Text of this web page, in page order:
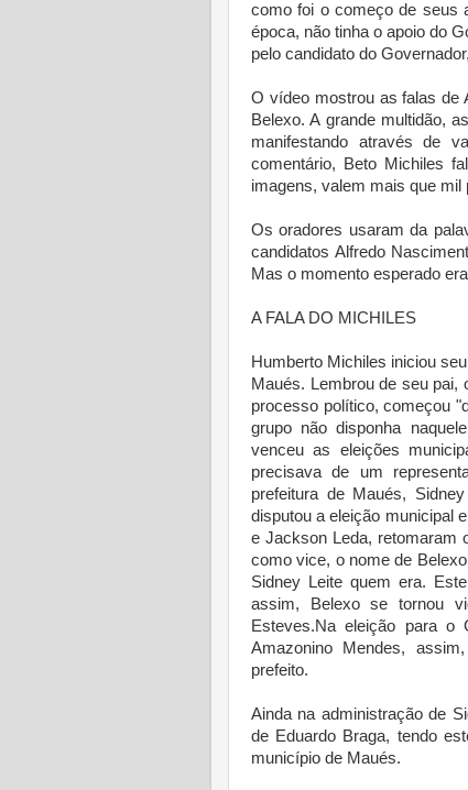
como foi o começo de seus
época, não tinha o apoio do
pelo candidato do
O vídeo mostrou as falas de
Belexo. A grande multidão,
manifestando através de
comentário, Beto Michiles
imagens, valem mais que mil
Os oradores usaram da
candidatos Alfredo
Mas o momento esperado
A FALA DO MICHILES
Humberto Michiles iniciou
Maués. Lembrou de seu
processo político, começou
grupo não disponha
venceu as eleições
precisava de um
prefeitura de Maués,
disputou a eleição municipal
e Jackson Leda, retomaram
como vice, o nome de
Sidney Leite quem era.
assim, Belexo se tornou
Esteves.Na eleição para o
Amazonino Mendes,
prefeito.
Ainda na administração de
de Eduardo Braga, tendo
município de Maués.